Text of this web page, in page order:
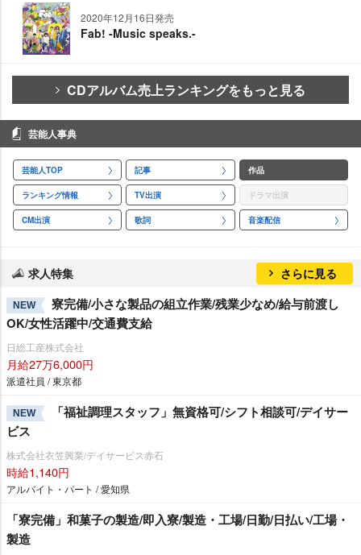
2020年12月16日発売
Fab! -Music speaks.-
CDアルバム売上ランキングをもっと見る
芸能人事典
芸能人TOP 記事 作品
ランキング情報 TV出演 ドラマ出演
CM出演 歌詞 音楽配信
求人特集 さらに見る
NEW
寮完備/小さな製品の組立作業/残業少なめ/給与前渡し
OK/女性活躍中/交通費支給
日総工産株式会社
月給27万6,000円
派遣社員 / 東京都
NEW
「福祉調理スタッフ」無資格可/シフト相談可/デイサー
ビス
株式会社衣笠興業/デイサービス赤石
時給1,140円
アルバイト・パート / 愛知県
「寮完備」和菓子の製造/即入寮/製造・工場/日勤/日払い/工場・
製造